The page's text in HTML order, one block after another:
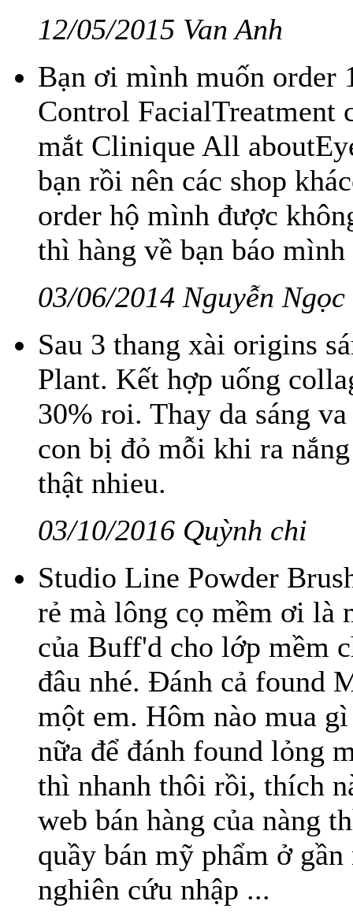
12/05/2015 Van Anh
Bạn ơi mình muốn
Control FacialTreatment
mắt Clinique All
bạn rồi nên các shop
order hộ mình được
thì hàng về bạn báo
03/06/2014 Nguyễn Ngọc
Sau 3 thang xài origins
Plant. Kết hợp uống
30% roi. Thay da sáng
con bị đỏ mỗi khi ra
thật nhieu.
03/10/2016 Quỳnh chi
Studio Line Powder
rẻ mà lông cọ mềm ơi là
của Buff'd cho lớp mềm
đâu nhé. Đánh cả found
một em. Hôm nào mua
nữa để đánh found lỏng
thì nhanh thôi rồi, thích
web bán hàng của nàng
quầy bán mỹ phẩm ở
nghiên cứu nhập ...